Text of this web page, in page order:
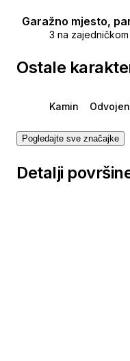
Tel: +385 91 556
E-mail:
Garažno mjesto,
3 na
Ostale
Kamin
Pogledajte sve značajke
Detalji